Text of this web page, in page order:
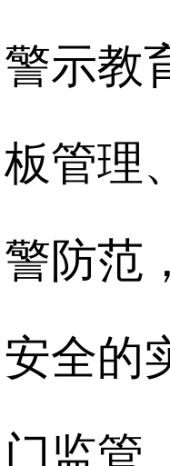
警示教
板管理
警防范
安全的
门监管